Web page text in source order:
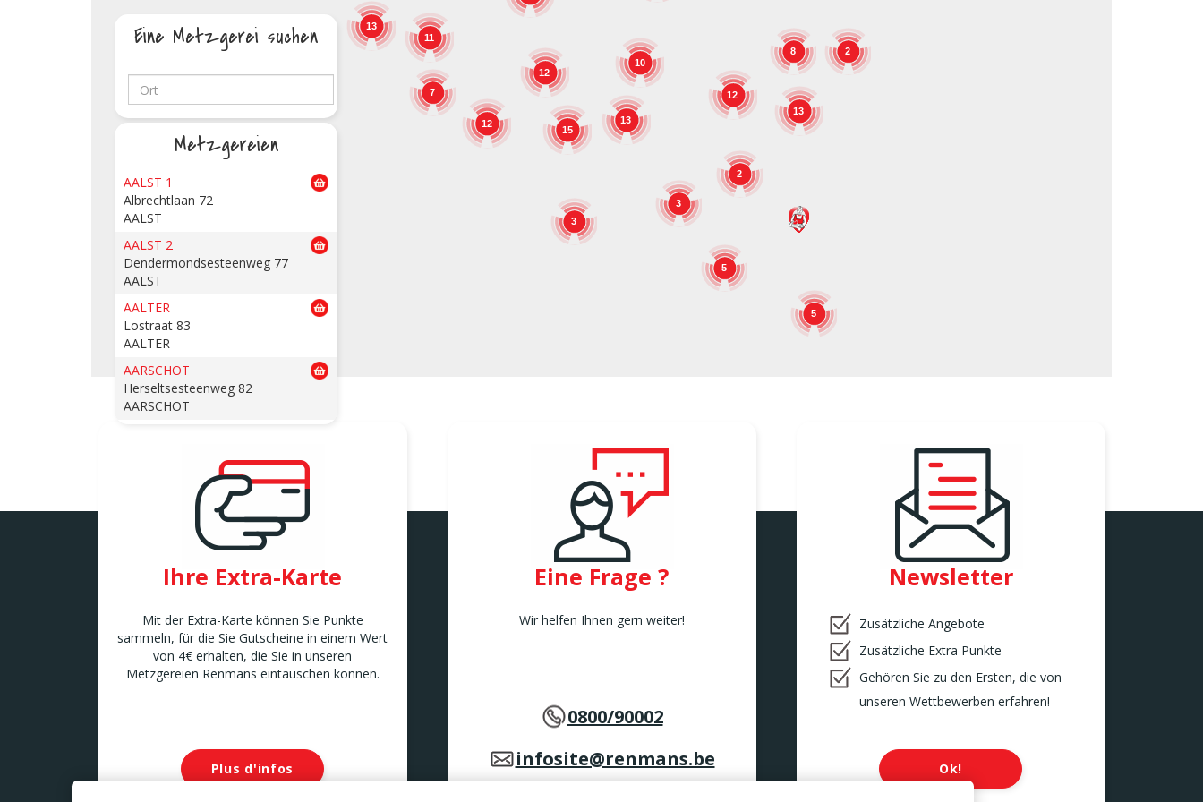
Eine Metzgerei suchen
Metzgereien
AALST 1
Albrechtlaan 72
AALST
AALST 2
Dendermondsesteenweg 77
AALST
AALTER
Lostraat 83
AALTER
AARSCHOT
Herseltsesteenweg 82
AARSCHOT
Chaussée de Liège 7 B
Avenue de la Belle Mine 26
ANDERLECHT 2
Avenue Marius Renard 29
ANDERLECHT
ANDERLUES
Rue Louvieaux 5
ANTOING
12
15
7
5
13
11
13
3
5
12
12
10
3
13
8 2
2
Ihre Extra-Karte
Mit der Extra-Karte können Sie Punkte
sammeln, für die Sie Gutscheine in einem Wert
von 4€ erhalten, die Sie in unseren
Metzgereien Renmans eintauschen können.
Plus d'infos
Eine Frage ?
Wir helfen Ihnen gern weiter!
0800/90002
infosite@renmans.be
Newsletter
Zusätzliche Angebote
Zusätzliche Extra Punkte
Gehören Sie zu den Ersten, die von
unseren Wettbewerben erfahren!
Ok!